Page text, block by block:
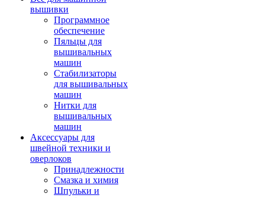
вышивки
Программное
обеспечение
Пяльцы для
вышивальных
машин
Стабилизаторы
для вышивальных
машин
Нитки для
вышивальных
машин
Аксессуары для
швейной техники и
оверлоков
Принадлежности
Смазка и химия
Шпульки и